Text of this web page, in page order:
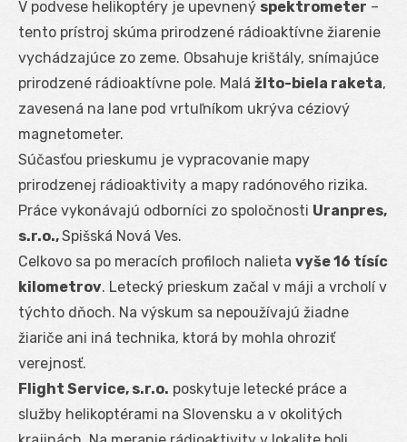
V podvese helikoptéry je upevnený spektrometer –
tento prístroj skúma prirodzené rádioaktívne žiarenie
vychádzajúce zo zeme. Obsahuje krištály, snímajúce
prirodzené rádioaktívne pole. Malá žlto-biela raketa,
zavesená na lane pod vrtuľníkom ukrýva céziový
magnetometer.
Súčasťou prieskumu je vypracovanie mapy
prirodzenej rádioaktivity a mapy radónového rizika.
Práce vykonávajú odborníci zo spoločnosti Uranpres,
s.r.o.,Spišská Nová Ves.
Celkovo sa po meracích profiloch nalieta vyše 16 tísíc
kilometrov. Letecký prieskum začal v máji a vrcholí v
týchto dňoch. Na výskum sa nepoužívajú žiadne
žiariče ani iná technika, ktorá by mohla ohroziť
verejnosť.
Flight Service, s.r.o. poskytuje letecké práce a
služby helikoptérami na Slovensku a v okolitých